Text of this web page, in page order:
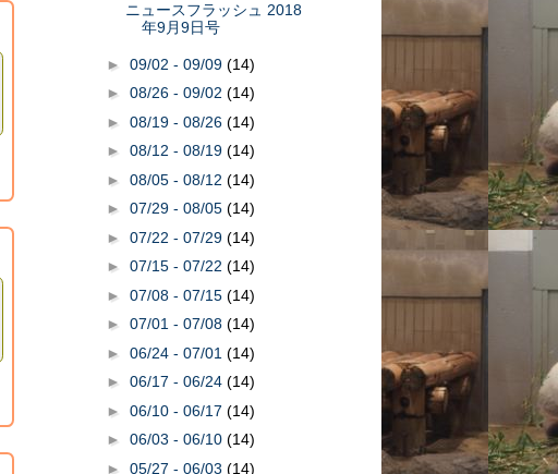
ニュースフラッシュ 2018
年9月9日号
► 09/02 - 09/09 (14)
► 08/26 - 09/02 (14)
► 08/19 - 08/26 (14)
► 08/12 - 08/19 (14)
► 08/05 - 08/12 (14)
► 07/29 - 08/05 (14)
► 07/22 - 07/29 (14)
► 07/15 - 07/22 (14)
► 07/08 - 07/15 (14)
► 07/01 - 07/08 (14)
► 06/24 - 07/01 (14)
► 06/17 - 06/24 (14)
► 06/10 - 06/17 (14)
► 06/03 - 06/10 (14)
► 05/27 - 06/03 (14)